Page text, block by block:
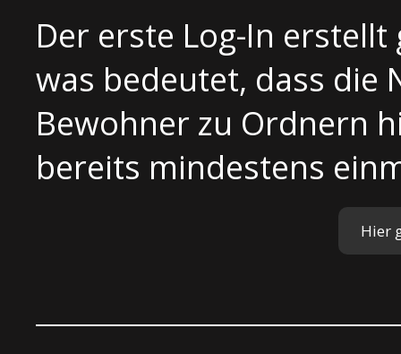
Der erste Log-In
was bedeutet, dass die
Bewohner zu Ordnern
bereits mindestens
Hier